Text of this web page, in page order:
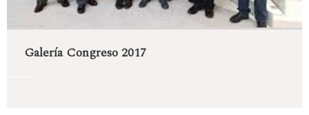
Galería Congreso 2017